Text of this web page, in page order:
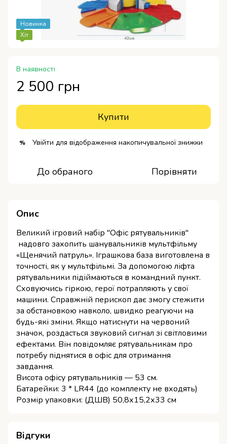
Новинка
Хіт
В наявності
2 500 грн
Купити
% Увійти для відображення накопичувальної знижки
До обраного Порівняти
Опис
Великий ігровий набір "Офіс рятувальників"
надовго захопить шанувальників мультфільму
«Щенячий патруль». Іграшкова база виготовлена в
точності, як у мультфільмі. За допомогою ліфта
рятувальники підіймаються в командний пункт.
Сховуючись гіркою, герої потрапляють у свої
машини. Справжній перископ дає змогу стежити
за обстановкою навколо, швидко реагуючи на
будь-які зміни. Якщо натиснути на червоний
значок, роздасться звуковий сигнал зі світловими
ефектами. Він повідомляє рятувальникам про
потребу піднятися в офіс для отримання
завдання.
Висота офісу рятувальників — 53 см.
Батарейки: 3 * LR44 (до комплекту не входять)
Розмір упаковки: (ДШВ) 50,8х15,2х33 см
Відгуки